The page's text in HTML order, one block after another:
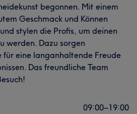
Dilo sagen
begonnen. Mit einem
Geschmack und Können
stylen die Profis, um deinen
werden. Dazu sorgen
für eine langanhaltende Freude
Das freundliche Team
09:00–19:00